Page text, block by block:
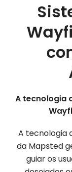
A tecnologia
A tecnologia
da Mapsted
guiar os